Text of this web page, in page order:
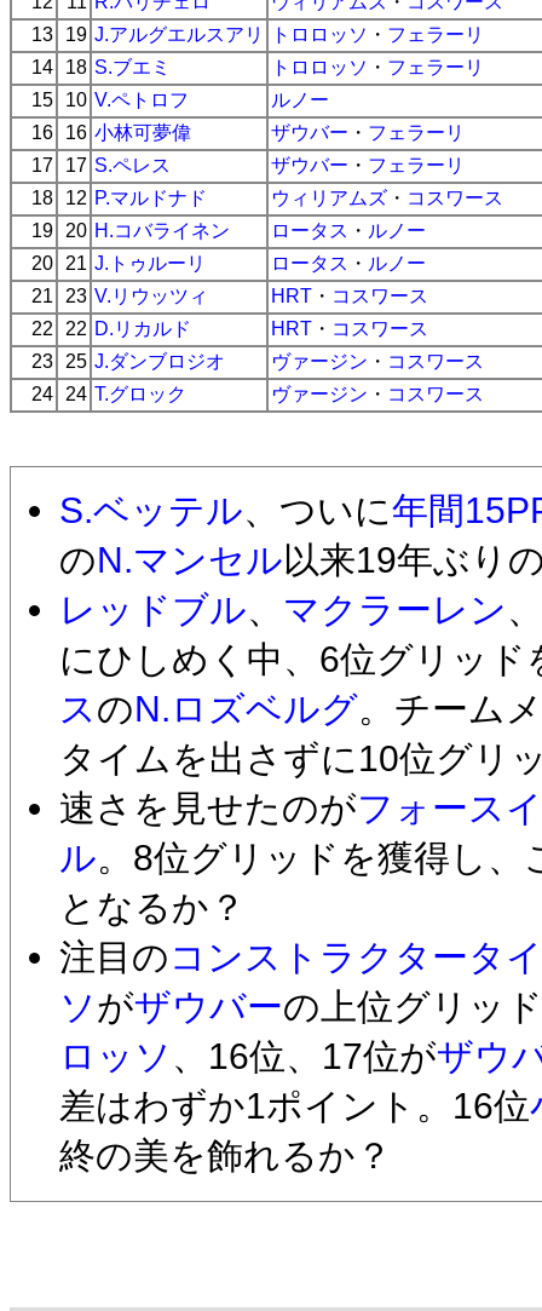
13
19 J.アルグエルスアリ トロロッソ ・ フェラーリ
14
18 S.ブエミ トロロッソ ・ フェラーリ
15
10 V.ペトロフ
ルノー
16
16 小林可夢偉 ザウバー ・ フェラーリ
17
17 S.ペレス ザウバー ・ フェラーリ
18
12 P.マルドナド ウィリアムズ ・ コスワース
19
20 H.コバライネン ロータス ・ ルノー
20
21 J.トゥルーリ ロータス ・ ルノー
21
23 V.リウッツィ HRT ・ コスワース
22
22 D.リカルド HRT ・ コスワース
23
25 J.ダンブロジオ ヴァージン ・ コスワース
24
24 T.グロック ヴァージン ・ コスワース
S.ベッテル、ついに年間
のN.マンセル以来19年ぶり
レッドブル、 マクラーレン、
にひしめく中、6位グリッド
ス のN.ロズベルグ。チーム
タイムを出さずに10位グリ
速さを見せたのがフォース
ル。8位グリッドを獲得し
となるか？
注目のコンストラクタータ
ソがザウバーの上位グリッ
ロッソ 、16位、17位がザウ
差はわずか1ポイント。16位
終の美を飾れるか？